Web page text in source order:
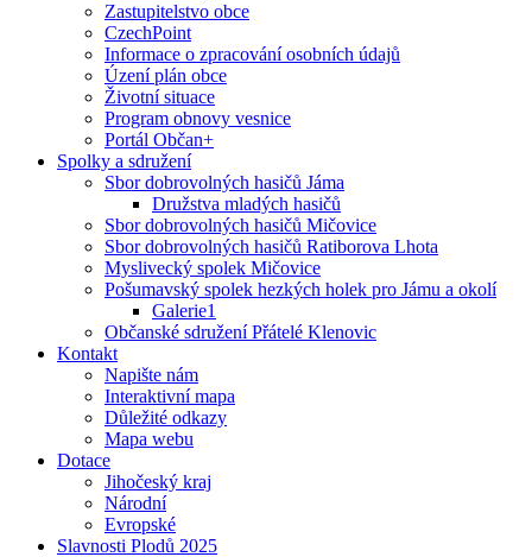
Zastupitelstvo obce
CzechPoint
Informace o zpracování osobních údajů
Úzení plán obce
Životní situace
Program obnovy vesnice
Portál Občan+
Spolky a sdružení
Sbor dobrovolných hasičů Jáma
Družstva mladých hasičů
Sbor dobrovolných hasičů Mičovice
Sbor dobrovolných hasičů Ratiborova Lhota
Myslivecký spolek Mičovice
Pošumavský spolek hezkých holek pro Jámu a okolí
Galerie1
Občanské sdružení Přátelé Klenovic
Kontakt
Napište nám
Interaktivní mapa
Důležité odkazy
Mapa webu
Dotace
Jihočeský kraj
Národní
Evropské
Slavnosti Plodů 2025